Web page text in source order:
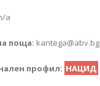
a
поща: kantega@abv.bg
профил: НАЦИД